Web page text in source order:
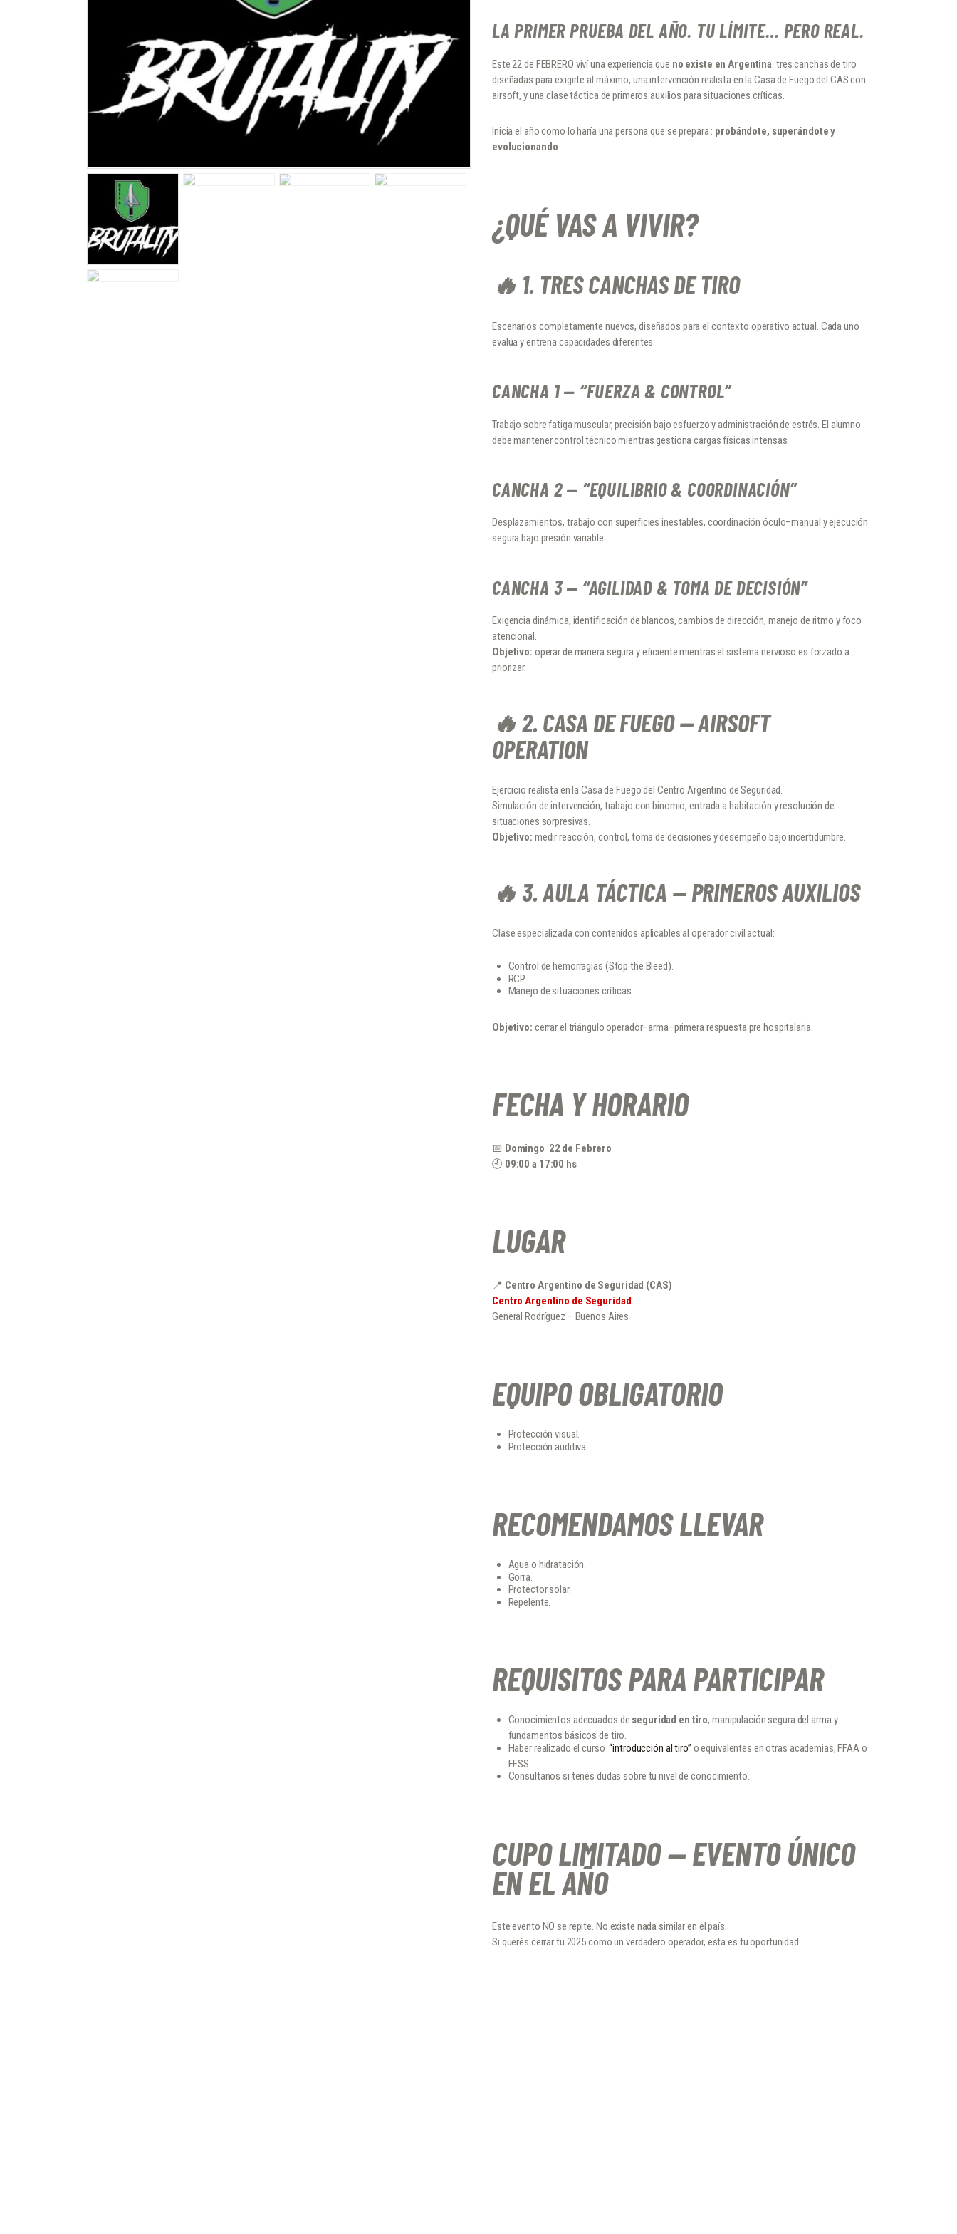
LA PRIMER PRUEBA DEL AÑO. TU LÍMITE… PERO REAL.
Este 22 de FEBRERO viví una experiencia que no existe en Argentina: tres canchas de tiro
diseñadas para exigirte al máximo, una intervención realista en la Casa de Fuego del CAS con
airsoft, y una clase táctica de primeros auxilios para situaciones críticas.
Inicia el año como lo haría una persona que se prepara : probándote, superándote y
evolucionando.
¿QUÉ VAS A VIVIR?
🔥 1. TRES CANCHAS DE TIRO
Escenarios completamente nuevos, diseñados para el contexto operativo actual. Cada uno
evalúa y entrena capacidades diferentes:
CANCHA 1 — “FUERZA & CONTROL”
Trabajo sobre fatiga muscular, precisión bajo esfuerzo y administración de estrés. El alumno
debe mantener control técnico mientras gestiona cargas físicas intensas.
CANCHA 2 — “EQUILIBRIO & COORDINACIÓN”
Desplazamientos, trabajo con superficies inestables, coordinación óculo–manual y ejecución
segura bajo presión variable.
CANCHA 3 — “AGILIDAD & TOMA DE DECISIÓN”
Exigencia dinámica, identificación de blancos, cambios de dirección, manejo de ritmo y foco
atencional.
Objetivo: operar de manera segura y eficiente mientras el sistema nervioso es forzado a
priorizar.
🔥 2. CASA DE FUEGO — AIRSOFT
OPERATION
Ejercicio realista en la Casa de Fuego del Centro Argentino de Seguridad.
Simulación de intervención, trabajo con binomio, entrada a habitación y resolución de
situaciones sorpresivas.
Objetivo: medir reacción, control, toma de decisiones y desempeño bajo incertidumbre.
🔥 3. AULA TÁCTICA — PRIMEROS AUXILIOS
Clase especializada con contenidos aplicables al operador civil actual:
Control de hemorragias (Stop the Bleed).
RCP.
Manejo de situaciones críticas.
Objetivo: cerrar el triángulo operador–arma–primera respuesta pre hospitalaria
FECHA Y HORARIO
📅 Domingo 22 de Febrero
🕘 09:00 a 17:00 hs
LUGAR
📍 Centro Argentino de Seguridad (CAS)
Centro Argentino de Seguridad
General Rodríguez – Buenos Aires
EQUIPO OBLIGATORIO
Protección visual.
Protección auditiva.
RECOMENDAMOS LLEVAR
Agua o hidratación.
Gorra.
Protector solar.
Repelente.
REQUISITOS PARA PARTICIPAR
Conocimientos adecuados de seguridad en tiro, manipulación segura del arma y
fundamentos básicos de tiro.
Haber realizado el curso“introducción al tiro” o equivalentes en otras academias, FFAA o
FFSS.
Consultanos si tenés dudas sobre tu nivel de conocimiento.
CUPO LIMITADO — EVENTO ÚNICO
EN EL AÑO
Este evento NO se repite. No existe nada similar en el país.
Si querés cerrar tu 2025 como un verdadero operador, esta es tu oportunidad.